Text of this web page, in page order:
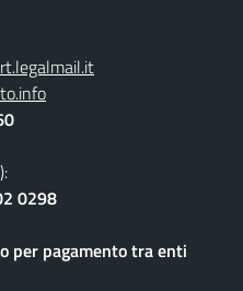
0298
per pagamento tra enti